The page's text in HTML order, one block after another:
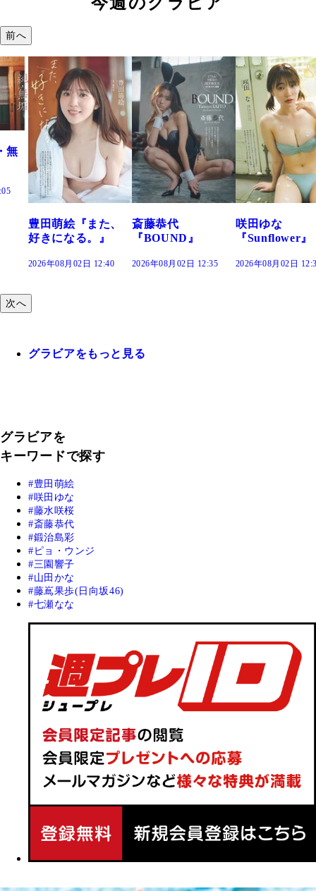
前へ
萌絵『また、
になる。』
年08月02日 12:40
斎藤恭代
『BOUND』
2026年08月02日 12:35
咲田ゆな
『Sunflower』
2026年08月02日 12:30
だ
次へ
グラビアをもっと見る
グラビアを
キーワードで探す
豊田萌絵
咲田ゆな
藤水咲桜
斎藤恭代
鍛治島彩
ピョ・ウンジ
三園響子
山田かな
藤嶌果歩(日向坂46)
七瀬なな